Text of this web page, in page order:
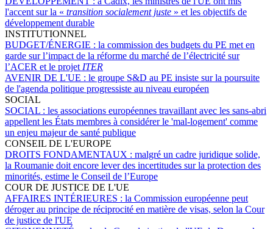
l'accent sur la « transition socialement juste » et les objectifs de
développement durable
INSTITUTIONNEL
BUDGET/ÉNERGIE : la commission des budgets du PE met en
garde sur l’impact de la réforme du marché de l’électricité sur
l’ACER et le projet ITER
AVENIR DE L'UE : le groupe S&D au PE insiste sur la poursuite
de l'agenda politique progressiste au niveau européen
SOCIAL
SOCIAL : les associations européennes travaillant avec les sans-abri
appellent les États membres à considérer le 'mal-logement' comme
un enjeu majeur de santé publique
CONSEIL DE L'EUROPE
DROITS FONDAMENTAUX : malgré un cadre juridique solide,
la Roumanie doit encore lever des incertitudes sur la protection des
minorités, estime le Conseil de l’Europe
COUR DE JUSTICE DE L'UE
AFFAIRES INTÉRIEURES : la Commission européenne peut
déroger au principe de réciprocité en matière de visas, selon la Cour
de justice de l'UE